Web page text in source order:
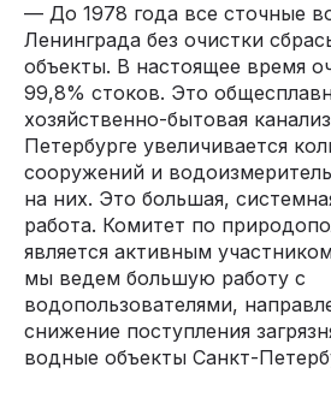
— До 1978 года все сточные
Ленинграда без очистки
объекты. В настоящее время
99,8% стоков. Это
хозяйственно-бытовая
Петербурге увеличивается
сооружений и
на них. Это большая,
работа. Комитет по
является активным
мы ведем большую работу с
водопользователями,
снижение поступления
водные объекты Санкт-